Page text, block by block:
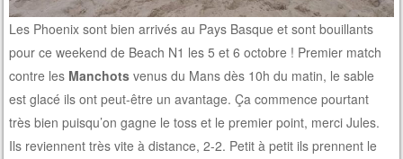
Les Phoenix sont bien arrivés au Pays Basque et sont bouillants
pour ce weekend de Beach N1 les 5 et 6 octobre ! Premier match
contre les Manchots venus du Mans dès 10h du matin, le sable
est glacé ils ont peut-être un avantage. Ça commence pourtant
très bien puisqu’on gagne le toss et le premier point, merci Jules.
Ils reviennent très vite à distance, 2-2. Petit à petit ils prennent le